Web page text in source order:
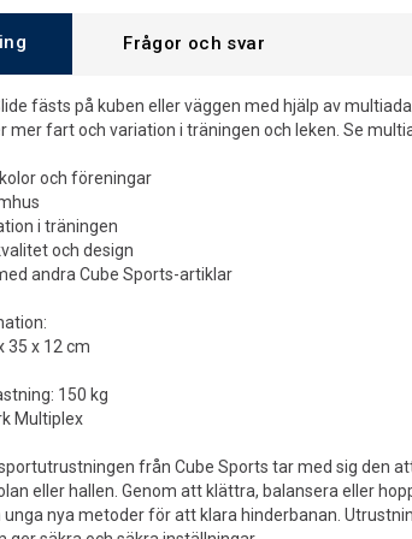
Frågor och svar
fästs på kuben eller väggen med hjälp av
mer fart och variation i träningen och leken. Se
och föreningar
i träningen
och design
andra Cube Sports-artiklar
35 x 12 cm
150 kg
Multiplex
från Cube Sports tar med sig den
eller hallen. Genom att klättra, balansera eller
unga nya metoder för att klara hinderbanan.